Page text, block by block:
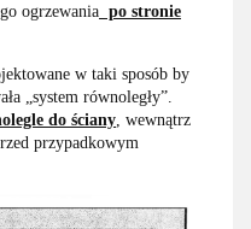
ogrzewania po stronie
w taki sposób by
„system równoległy”.
do ściany, wewnątrz
przypadkowym